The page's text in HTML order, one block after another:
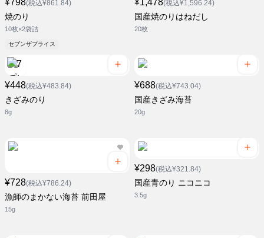
¥798(税込¥861.84)
焼のり
10枚×2袋詰
セブンザプライス
¥1,478(税込¥1,596.24)
国産焼のりはねだし
20枚
¥448(税込¥483.84)
きざみのり
8g
¥688(税込¥743.04)
国産きざみ海苔
20g
¥728(税込¥786.24)
漁師のまかない海苔 前田屋
15g
¥298(税込¥321.84)
国産青のり ニコニコ
3.5g